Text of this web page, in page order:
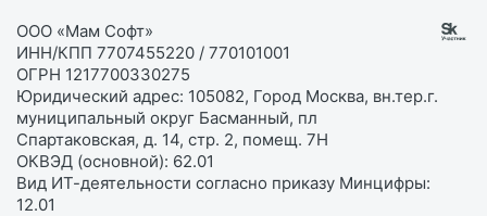
ООО «Мам Софт»
ИНН/КПП 7707455220 / 770101001
ОГРН 1217700330275
Юридический адрес: 105082, Город Москва, вн.тер.г.
муниципальный округ Басманный, пл
Спартаковская, д. 14, стр. 2, помещ. 7Н
ОКВЭД (основной): 62.01
Вид ИТ-деятельности согласно приказу Минцифры:
12.01